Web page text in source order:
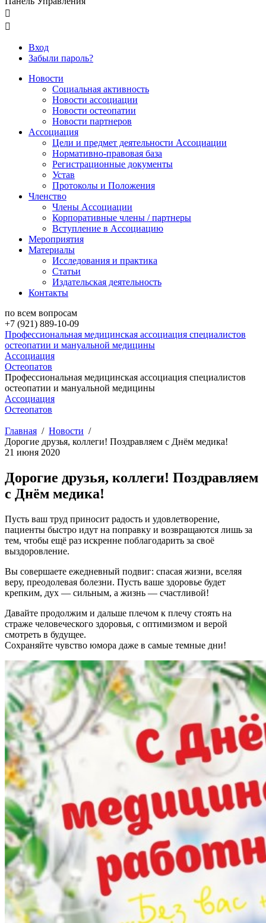


Вход
Забыли пароль?
Новости
Социальная активность
Новости ассоциации
Новости остеопатии
Новости партнеров
Ассоциация
Цели и предмет деятельности Ассоциации
Нормативно-правовая база
Регистрационные документы
Устав
Протоколы и Положения
Членство
Члены Ассоциации
Корпоративные члены / партнеры
Вступление в Ассоциацию
Мероприятия
Материалы
Исследования и практика
Статьи
Издательская деятельность
Контакты
по всем вопросам
+7 (921) 889-10-09
Профессиональная медицинская ассоциация специалистов
остеопатии и мануальной медицины
Ассоциация
Остеопатов
Профессиональная медицинская ассоциация специалистов
остеопатии и мануальной медицины
Ассоциация
Остеопатов
Главная
Новости
Дорогие друзья, коллеги! Поздравляем с Днём медика!
21 июня 2020
Дорогие друзья, коллеги! Поздравляем
с Днём медика!
Пусть ваш труд приносит радость и удовлетворение,
пациенты быстро идут на поправку и возвращаются лишь за
тем, чтобы ещё раз искренне поблагодарить за своё
выздоровление.
Вы совершаете ежедневный подвиг: спасая жизни, вселяя
веру, преодолевая болезни. Пусть ваше здоровье будет
крепким, дух — сильным, а жизнь — счастливой!
Давайте продолжим и дальше плечом к плечу стоять на
страже человеческого здоровья, с оптимизмом и верой
смотреть в будущее.
Сохраняйте чувство юмора даже в самые темные дни!